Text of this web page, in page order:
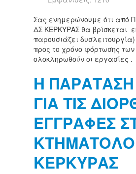
Σας ενημερώνουμε ότι από
ΔΣ ΚΕΡΚΥΡΑΣ θα βρίσκεται
παρουσιάζει
προς το χρόνο φόρτωσης
ολοκληρωθούν οι εργασίες .
Η
ΓΙΑ ΤΙΣ
ΕΓΓΡΑΦΕΣ
ΚΕΡΚΥΡΑΣ